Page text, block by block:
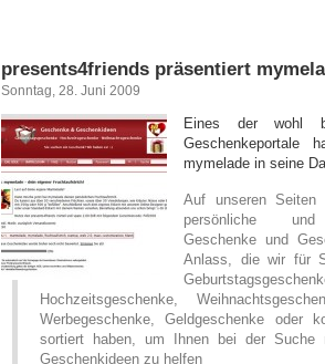
presents4friends präsentiert
Sonntag, 28. Juni 2009
Eines der wohl
Geschenkeportale
mymelade in seine
Auf unseren Seiten
persönliche und
Geschenke und
Anlass, die wir für
Hochzeitsgeschenke,
Werbegeschenke, Geldgeschenke oder
sortiert haben, um Ihnen bei der Suche
Geschenkideen zu helfen